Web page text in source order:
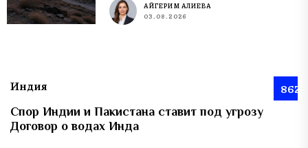
АЙГЕРИМ АЛИЕВА
03.08.2026
Индия 862
Спор Индии и Пакистана ставит под угрозу
Договор о водах Инда